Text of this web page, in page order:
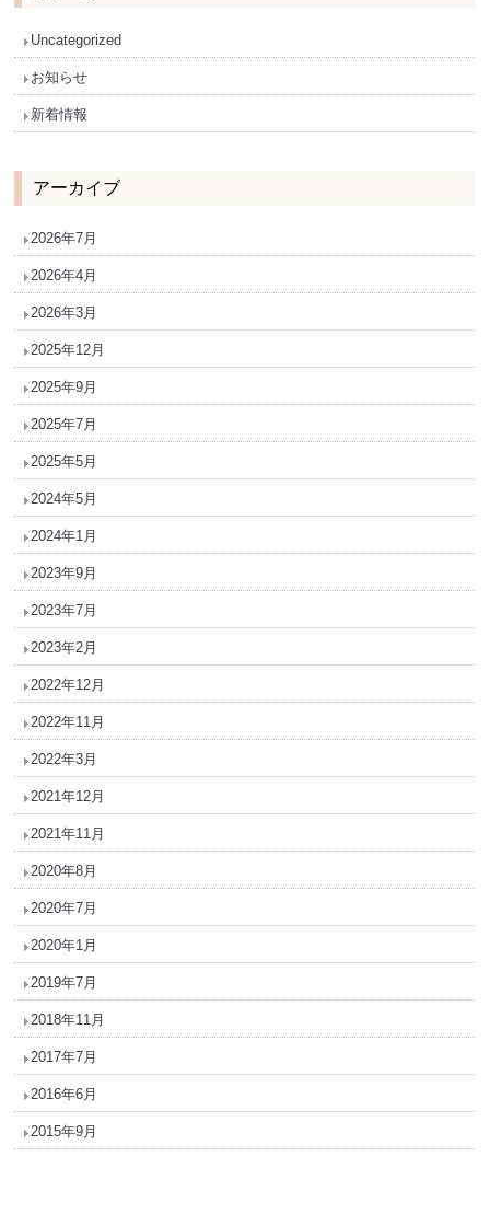
Uncategorized
お知らせ
新着情報
アーカイブ
2026年7月
2026年4月
2026年3月
2025年12月
2025年9月
2025年7月
2025年5月
2024年5月
2024年1月
2023年9月
2023年7月
2023年2月
2022年12月
2022年11月
2022年3月
2021年12月
2021年11月
2020年8月
2020年7月
2020年1月
2019年7月
2018年11月
2017年7月
2016年6月
2015年9月